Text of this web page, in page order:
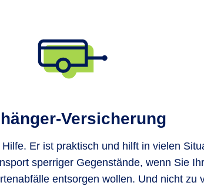
Versicherung
Er ist praktisch und hilft in vielen
sperriger Gegenstände, wenn Sie
entsorgen wollen. Und nicht zu